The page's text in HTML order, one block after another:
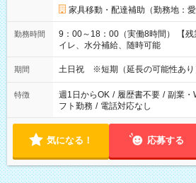
家具移動・配達補助（勤務地：
勤務時間
9：00～18：00（実働8時間） 【残業】なし 【休憩】60分 ・ト
イレ、水分補給、随時可能
期間 土日祝 ※短期（延長の可能性あり
特徴 週1日からOK / 履歴書不要 / 副業・
フト勤務 / 電話対応なし
気になる！ 応募する